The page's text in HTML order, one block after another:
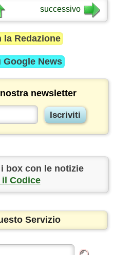
successivo
la Redazione
Google News
newsletter
box con le notizie
il Codice
Servizio